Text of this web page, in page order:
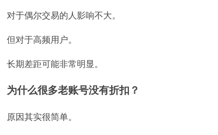
对于偶尔交易的人影响不大。
但对于高频用户。
长期差距可能非常明显。
为什么很多老账号没有折扣？
原因其实很简单。